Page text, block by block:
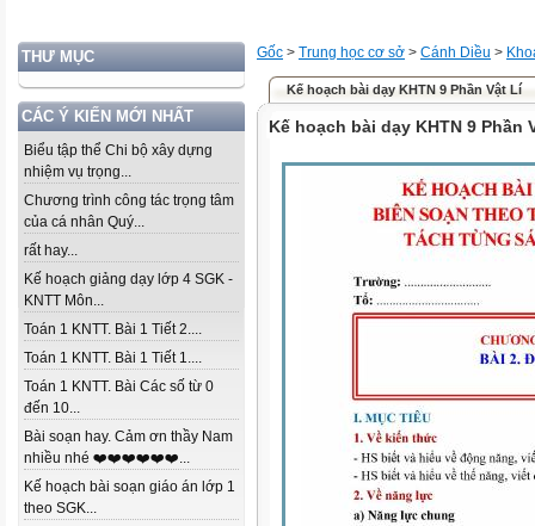
THƯ MỤC
CÁC Ý KIẾN MỚI NHẤT
Biểu tập thể Chi bộ xây dựng
nhiệm vụ trọng...
Chương trình công tác trọng tâm
của cá nhân Quý...
rất hay...
Kế hoạch giảng dạy lớp 4 SGK -
KNTT Môn...
Toán 1 KNTT. Bài 1 Tiết 2....
Toán 1 KNTT. Bài 1 Tiết 1....
Toán 1 KNTT. Bài Các số từ 0
đến 10...
Bài soạn hay. Cảm ơn thầy Nam
nhiều nhé ❤️❤️❤️❤️❤️❤️...
Kế hoạch bài soạn giáo án lớp 1
theo SGK...
Gốc > Trung học cơ sở > Cánh Diều >
Kế hoạch bài dạy KHTN 9 Phần Vật Lí
Kế hoạch bài dạy KHTN 9 Phần